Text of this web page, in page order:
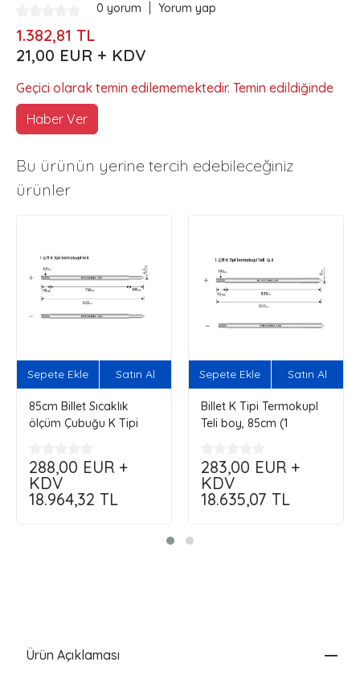
0 yorum Yorum yap
21,00 EUR + KDV
1.382,81 TL
Geçici olarak temin edilememektedir. Temin edildiğinde
Haber Ver
Bu ürünün yerine tercih edebileceğiniz
ürünler
85cm Billet Sıcaklık
ölçüm Çubuğu K Tipi
288,00 EUR +
KDV
18.964,32 TL
Sepete Ekle Satın Al
Billet K Tipi Termokupl
Teli boy, 85cm (1
283,00 EUR +
KDV
18.635,07 TL
Sepete Ekle Satın Al
Ürün Açıklaması